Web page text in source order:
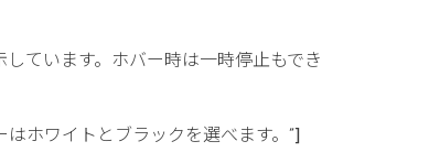
ています。ホバー時は一時停止もでき
ホワイトとブラックを選べます。”]